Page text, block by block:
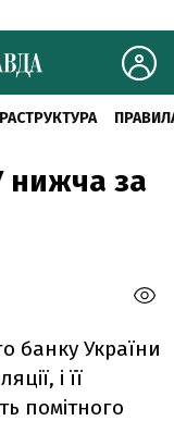
нижча за
банку України
і її
помітного